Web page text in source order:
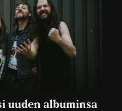
uuden albuminsa